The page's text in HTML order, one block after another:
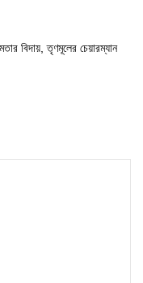
বিদায়, তৃণমূলের চেয়ারম্যান